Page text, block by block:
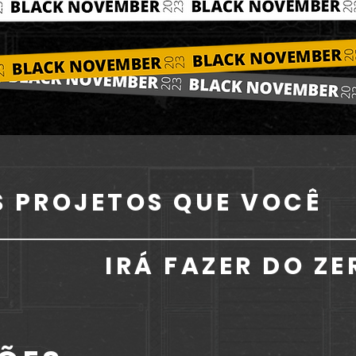
PROJETOS QUE VOCÊ
IRÁ FAZER DO